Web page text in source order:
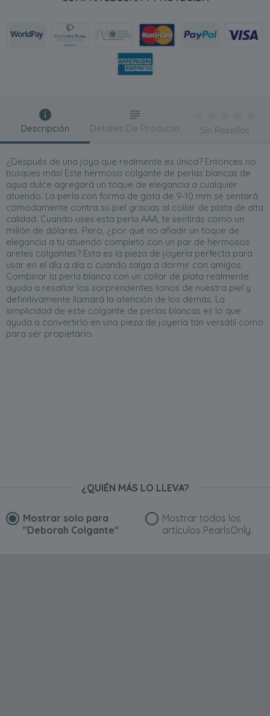
Descripción
¿Después de una joya que realmente es única? Entonces no
busques más! Este hermoso colgante de perlas blancas de
agua dulce agregará un toque de elegancia a cualquier
atuendo. La perla con forma de gota de 9-10 mm se sentará
cómodamente contra su piel gracias al collar de plata de alta
calidad. Cuando uses esta perla AAA, te sentirás como un
millón de dólares. Pero, ¿por qué no añadir un toque de
elegancia a tu atuendo completo con un par de hermosos
aretes colgantes? Esta es la pieza de joyería perfecta para
usar en el día a día o cuando salga a dormir con amigos.
Combinar la perla blanca con un collar de plata realmente
ayuda a resaltar los sorprendentes tonos de nuestra piel y
definitivamente llamará la atención de los demás. La
simplicidad de este colgante de perlas blancas es lo que
ayuda a convertirlo en una pieza de joyería tan versátil como
para ser propietario.
Detalles De Producto Sin Reseñas
¿QUIÉN MÁS LO LLEVA?
Mostrar solo para
"Deborah Colgante"
Mostrar todos los
artículos PearlsOnly